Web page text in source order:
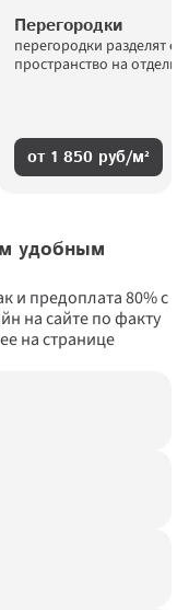
Перегородки
перегородки разделят
пространство на
от 1 850 руб/м²
удобным
и предоплата 80% с
на сайте по факту